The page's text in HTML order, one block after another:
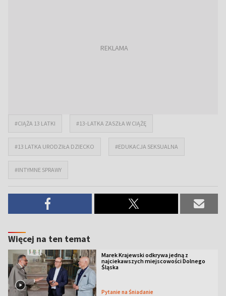
#CIĄŻA 13 LATKI #13-LATKA ZASZŁA W CIĄŻĘ
#13 LATKA URODZIŁA DZIECKO #EDUKACJA SEKSUALNA
#INTYMNE SPRAWY
Więcej na ten temat
Marek Krajewski odkrywa jedną z
najciekawszych miejscowości Dolnego
Śląska
Pytanie na Śniadanie